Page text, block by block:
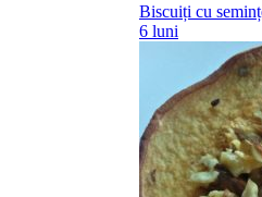
Biscuiți cu
6 luni